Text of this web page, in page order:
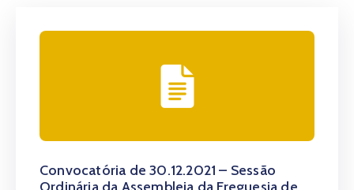
Convocatória de 30.12.2021 – Sessão